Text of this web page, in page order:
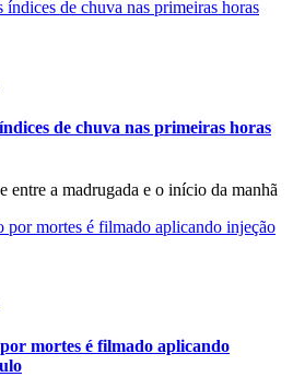
de chuva nas primeiras horas
entre a madrugada e o início da manhã
mortes é filmado aplicando